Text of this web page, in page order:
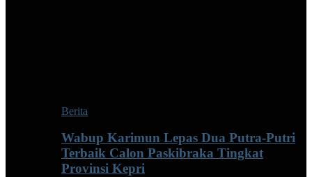
Berita
Wabup Karimun Lepas Dua Putra-Putri
Terbaik Calon Paskibraka Tingkat
Provinsi Kepri